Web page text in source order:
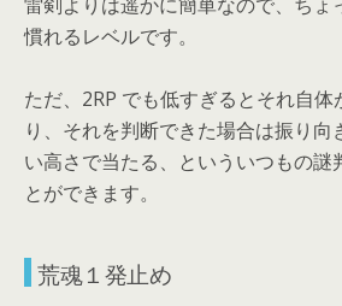
慣れるレベルです。
ただ、2RP でも低すぎるとそれ自
り、それを判断できた場合は振り向
い高さで当たる、といういつもの謎
とができます。
荒魂１発止め